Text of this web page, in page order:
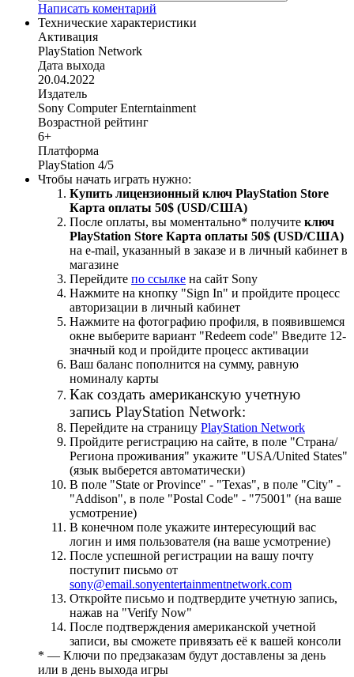
Написать коментарий
Технические характеристики
Активация
PlayStation Network
Дата выхода
20.04.2022
Издатель
Sony Computer Enterntainment
Возрастной рейтинг
6+
Платформа
PlayStation 4/5
Чтобы начать играть нужно:
Купить лицензионный ключ PlayStation Store
Карта оплаты 50$ (USD/США)
После оплаты, вы моментально* получите ключ
PlayStation Store Карта оплаты 50$ (USD/США)
на е-mail, указанный в заказе и в личный кабинет в
магазине
Перейдите по ссылке на сайт Sony
Нажмите на кнопку "Sign In" и пройдите процесс
авторизации в личный кабинет
Нажмите на фотографию профиля, в появившемся
окне выберите вариант "Redeem code" Введите 12-
значный код и пройдите процесс активации
Ваш баланс пополнится на сумму, равную
номиналу карты
Как создать американскую учетную
запись PlayStation Network:
Перейдите на страницу PlayStation Network
Пройдите регистрацию на сайте, в поле "Страна/
Региона проживания" укажите "USA/United States"
(язык выберется автоматически)
В поле "State or Province" - "Texas", в поле "City" -
"Addison", в поле "Postal Code" - "75001" (на ваше
усмотрение)
В конечном поле укажите интересующий вас
логин и имя пользователя (на ваше усмотрение)
После успешной регистрации на вашу почту
поступит письмо от
sony@email.sonyentertainmentnetwork.com
Откройте письмо и подтвердите учетную запись,
нажав на "Verify Now"
После подтверждения американской учетной
записи, вы сможете привязать её к вашей консоли
* — Ключи по предзаказам будут доставлены за день
или в день выхода игры